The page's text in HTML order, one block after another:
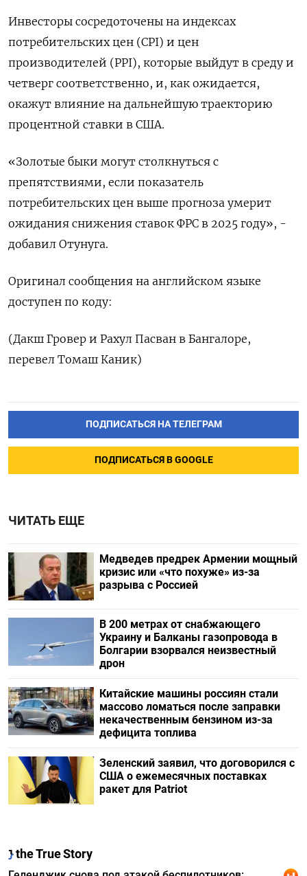
Инвесторы сосредоточены на индексах
потребительских цен (CPI) и цен
производителей (PPI), которые выйдут в среду и
четверг соответственно, и, как ожидается,
окажут влияние на дальнейшую траекторию
процентной ставки в США.
«Золотые быки могут столкнуться с
препятствиями, если показатель
потребительских цен выше прогноза умерит
ожидания снижения ставок ФРС в 2025 году», -
добавил Отунуга.
Оригинал сообщения на английском языке
доступен по коду:
(Дакш Гровер и Рахул Пасван в Бангалоре,
перевел Томаш Каник)
ПОДПИСАТЬСЯ НА ТЕЛЕГРАМ
ПОДПИСАТЬСЯ В GOOGLE
ЧИТАТЬ ЕЩЕ
Медведев предрек Армении мощный
кризис или «что похуже» из-за
разрыва с Россией
В 200 метрах от снабжающего
Украину и Балканы газопровода в
Болгарии взорвался неизвестный
дрон
Китайские машины россиян стали
массово ломаться после заправки
некачественным бензином из-за
дефицита топлива
Зеленский заявил, что договорился с
США о ежемесячных поставках
ракет для Patriot